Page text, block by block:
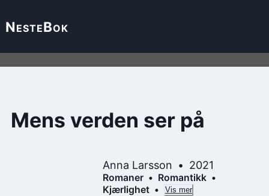
NesteBok
Mens verden ser på
Anna Larsson 2021
Romaner
Romantikk
Kjærlighet
Vis mer